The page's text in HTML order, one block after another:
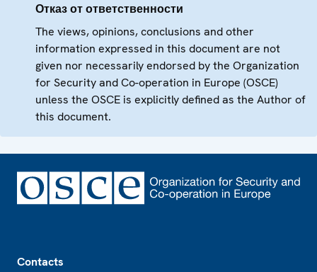
Отказ от ответственности
The views, opinions, conclusions and other
information expressed in this document are not
given nor necessarily endorsed by the Organization
for Security and Co-operation in Europe (OSCE)
unless the OSCE is explicitly defined as the Author of
this document.
Contacts